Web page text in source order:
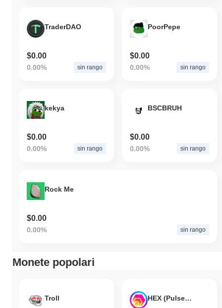
TraderDAO
$0.00
0.00% sin rango
PoorPepe
$0.00
0.00% sin rango
kekya
$0.00
0.00% sin rango
BSCBRUH
$0.00
0.00% sin rango
Rock Me
$0.00
0.00% sin rango
Monete popolari
Troll HEX (Pulsechain)